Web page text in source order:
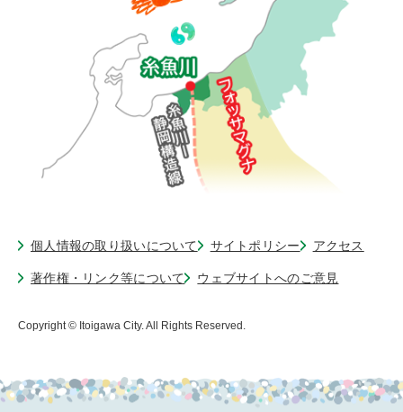
個人情報の取り扱いについて サイトポリシー アクセス
著作権・リンク等について ウェブサイトへのご意見
Copyright © Itoigawa City. All Rights Reserved.